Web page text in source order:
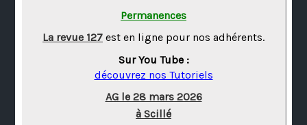
Permanences
La revue 127 est en ligne pour nos adhérents.
Sur You Tube :
découvrez nos Tutoriels
AG le 28 mars 2026
à Scillé